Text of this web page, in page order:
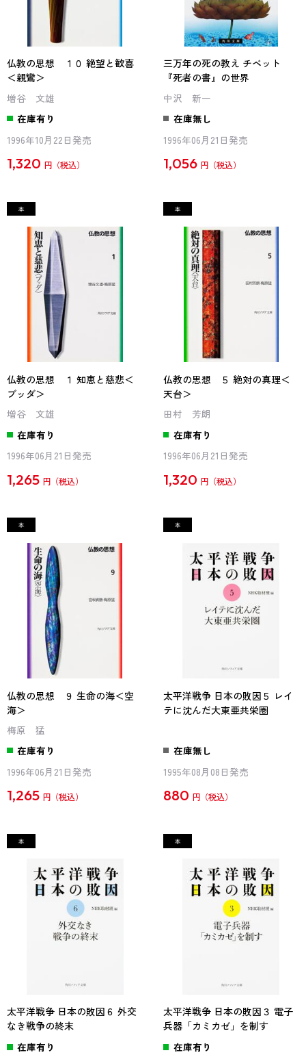
仏教の思想 １０ 絶望と歓喜
＜親鸞＞
増谷 文雄
在庫有り
1996年10月22日発売
1,320 円
三万年の死の教え チベット
『死者の書』の世界
中沢 新一
在庫無し
1996年06月21日発売
1,056 円
仏教の思想 １ 知恵と慈悲＜
ブッダ＞
増谷 文雄
在庫有り
1996年06月21日発売
1,265 円
仏教の思想 ５ 絶対の真理＜
天台＞
田村 芳朗
在庫有り
1996年06月21日発売
1,320 円
仏教の思想 ９ 生命の海＜空
海＞
梅原 猛
在庫有り
1996年06月21日発売
1,265 円
太平洋戦争 日本の敗因５ レイ
テに沈んだ大東亜共栄圏
在庫無し
1995年08月08日発売
880 円
太平洋戦争 日本の敗因６ 外交
なき戦争の終末
在庫有り
太平洋戦争 日本の敗因３ 電子
兵器「カミカゼ」を制す
在庫有り